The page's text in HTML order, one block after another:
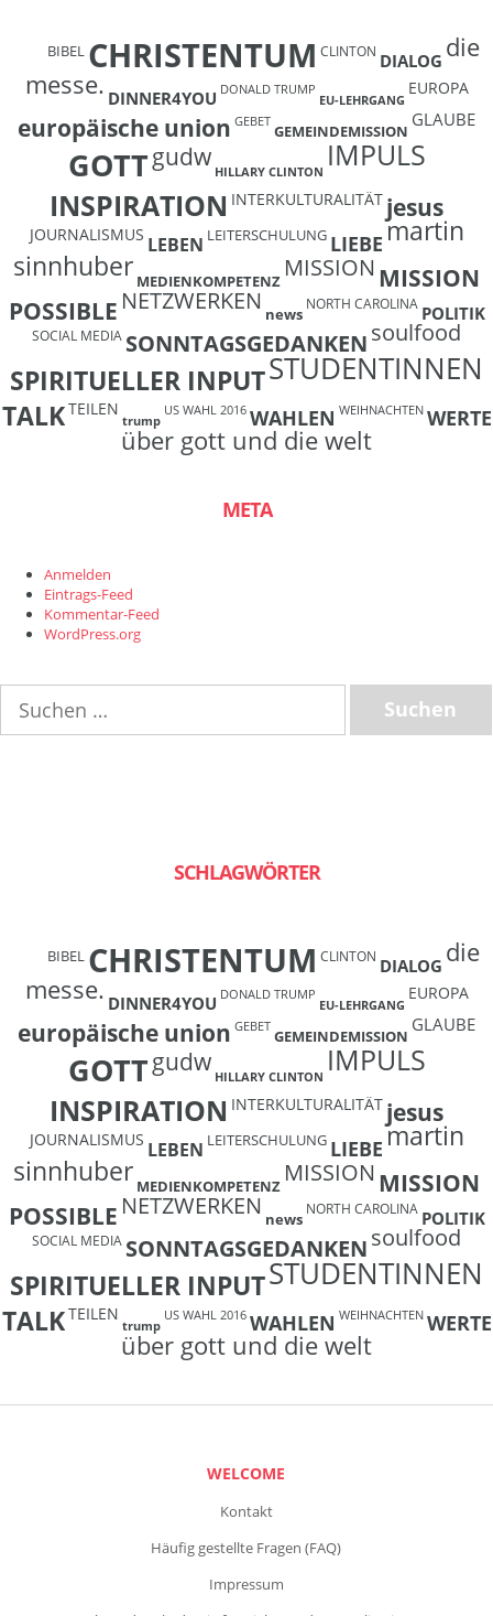
BIBEL CHRISTENTUM CLINTON DIALOG die
messe. DINNER4YOU DONALD TRUMP
EU-LEHRGANG
EUROPA
europäische union GEBET GEMEINDEMISSION
GLAUBE
GOTTgudw HILLARY CLINTON IMPULS
INSPIRATION INTERKULTURALITÄT jesus
JOURNALISMUS LEBEN LEITERSCHULUNG LIEBEmartin
sinnhuber MEDIENKOMPETENZ MISSION MISSION
POSSIBLE NETZWERKEN news
NORTH CAROLINA POLITIK
SOCIAL MEDIA SONNTAGSGEDANKENsoulfood
SPIRITUELLER INPUTSTUDENTINNEN
TALKTEILEN
trump
US WAHL 2016 WAHLEN WEIHNACHTEN WERTE
über gott und die welt
META
Anmelden
Eintrags-Feed
Kommentar-Feed
WordPress.org
nach:
SCHLAGWÖRTER
BIBEL CHRISTENTUM CLINTON DIALOG die
messe. DINNER4YOU DONALD TRUMP
EU-LEHRGANG
EUROPA
europäische union GEBET GEMEINDEMISSION
GLAUBE
GOTTgudw HILLARY CLINTON IMPULS
INSPIRATION INTERKULTURALITÄT jesus
JOURNALISMUS LEBEN LEITERSCHULUNG LIEBEmartin
sinnhuber MEDIENKOMPETENZ MISSION MISSION
POSSIBLE NETZWERKEN news
NORTH CAROLINA POLITIK
SOCIAL MEDIA SONNTAGSGEDANKENsoulfood
SPIRITUELLER INPUTSTUDENTINNEN
TALKTEILEN
trump
US WAHL 2016 WAHLEN WEIHNACHTEN WERTE
über gott und die welt
WELCOME
Kontakt
Häufig gestellte Fragen (FAQ)
Impressum